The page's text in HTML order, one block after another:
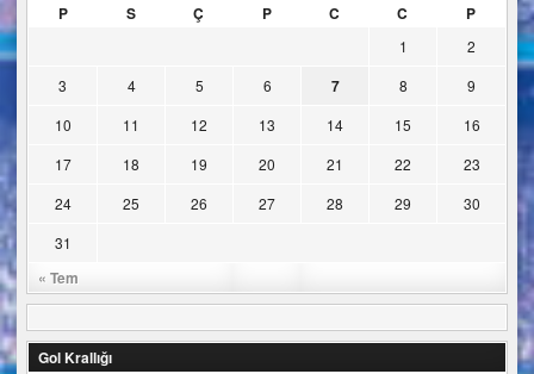
P
S Ç P C C P
« Tem
1
2
3
4 5 6 7 8
9
10
11 12 13 14 15
16
17
18 19 20 21 22
23
24
25 26 27 28 29
30
31
Gol Krallığı